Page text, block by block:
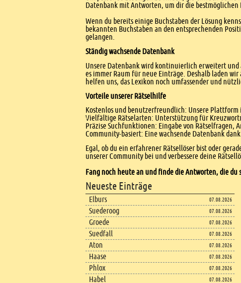
Datenbank mit Antworten, um dir die bestmöglichen
Wenn du bereits einige Buchstaben der Lösung
bekannten Buchstaben an den entsprechenden
gelangen.
Ständig wachsende Datenbank
Unsere Datenbank wird kontinuierlich erweitert
es immer Raum für neue Einträge. Deshalb laden
helfen uns, das Lexikon noch umfassender und
Vorteile unserer Rätselhilfe
Kostenlos und benutzerfreundlich: Unsere
Vielfältige Rätselarten: Unterstützung für
Präzise Suchfunktionen: Eingabe von Rätselfragen,
Community-basiert: Eine wachsende Datenbank
Egal, ob du ein erfahrener Rätsellöser bist oder
unserer Community bei und verbessere deine
Fang noch heute an und finde die Antworten, die du
Footer content
Neueste Einträge
Elburs 07.08.2026
Suederoog 07.08.2026
Groede 07.08.2026
Suedfall 07.08.2026
Aton 07.08.2026
Haase 07.08.2026
Phlox 07.08.2026
Habel 07.08.2026